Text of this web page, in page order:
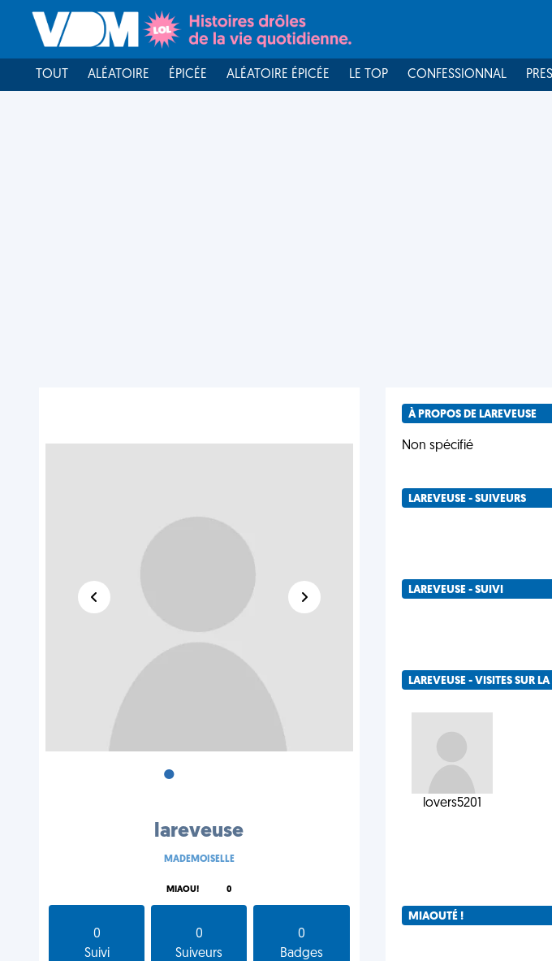
TOUT ALÉATOIRE ÉPICÉE ALÉATOIRE ÉPICÉE LE TOP CONFESSIONNAL
•
lareveuse
MADEMOISELLE
MIAOU! 0
0
Suivi
0
Suiveurs
0
Badges
À PROPOS DE LAREVEUSE
Non spécifié
LAREVEUSE - SUIVEURS
LAREVEUSE - SUIVI
LAREVEUSE - VISITES SUR
lovers5201
MIAOUTÉ !